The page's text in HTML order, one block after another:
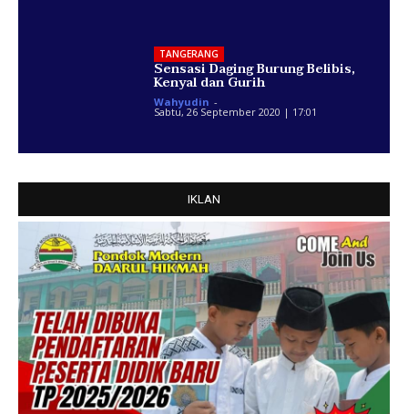
TANGERANG
Sensasi Daging Burung Belibis,
Kenyal dan Gurih
Wahyudin -
Sabtu, 26 September 2020 | 17:01
IKLAN